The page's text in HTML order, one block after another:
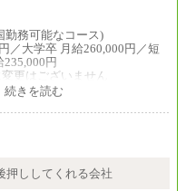
勤務可能なコース)
／大学卒 月給260,000円／短
円
更はございません
／大学卒 月給250,000円／短
更はございません
円
きを読む
押ししてくれる会社